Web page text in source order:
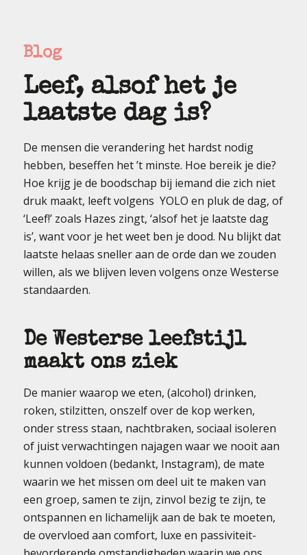
Blog
Leef, alsof het je
laatste dag is?
De mensen die verandering het hardst nodig
hebben, beseffen het ’t minste. Hoe bereik je die?
Hoe krijg je de boodschap bij iemand die zich niet
druk maakt, leeft volgens YOLO en pluk de dag, of
‘Leef!’ zoals Hazes zingt, ‘alsof het je laatste dag
is’, want voor je het weet ben je dood. Nu blijkt dat
laatste helaas sneller aan de orde dan we zouden
willen, als we blijven leven volgens onze Westerse
standaarden.
De Westerse leefstijl
maakt ons ziek
De manier waarop we eten, (alcohol) drinken,
roken, stilzitten, onszelf over de kop werken,
onder stress staan, nachtbraken, sociaal isoleren
of juist verwachtingen najagen waar we nooit aan
kunnen voldoen (bedankt, Instagram), de mate
waarin we het missen om deel uit te maken van
een groep, samen te zijn, zinvol bezig te zijn, te
ontspannen en lichamelijk aan de bak te moeten,
de overvloed aan comfort, luxe en passiviteit-